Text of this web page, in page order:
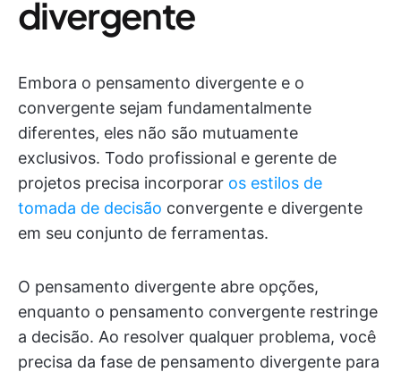
divergente
Embora o pensamento divergente e o
convergente sejam fundamentalmente
diferentes, eles não são mutuamente
exclusivos. Todo profissional e gerente de
projetos precisa incorporar os estilos de
tomada de decisão convergente e divergente
em seu conjunto de ferramentas.
O pensamento divergente abre opções,
enquanto o pensamento convergente restringe
a decisão. Ao resolver qualquer problema, você
precisa da fase de pensamento divergente para